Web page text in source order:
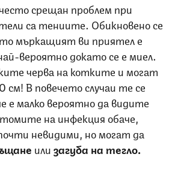
срещан проблем при
са тениите. Обикновено се
мъркащият ви приятел е
вероятно докато се е миел.
черва на котките и могат
см! В повечето случаи те се
е малко вероятно да видите
на инфекция обаче,
невидими, но могат да
илизагуба на тегло.